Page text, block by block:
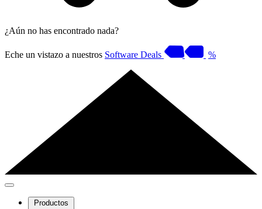
¿Aún no has encontrado nada?
Eche un vistazo a nuestros Software Deals %
Productos